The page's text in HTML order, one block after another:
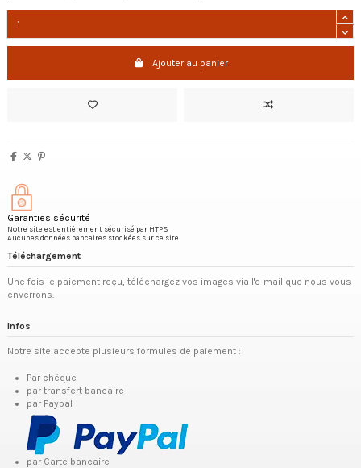
Ajouter au panier
Garanties sécurité
Notre site est entièrement sécurisé par HTPS
Aucunes données bancaires stockées sur ce site
Téléchargement
Une fois le paiement reçu, téléchargez vos images via l'e-mail que nous vous
enverrons.
Infos
Notre site accepte plusieurs formules de paiement :
Par chèque
par transfert bancaire
par Paypal
par Carte bancaire